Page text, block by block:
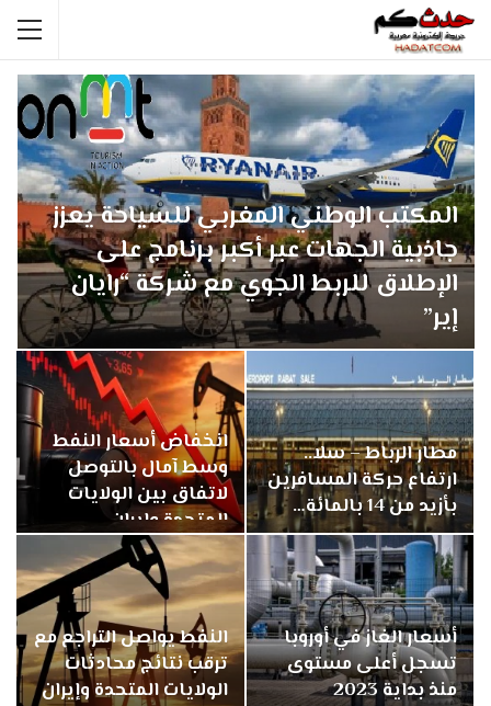
المكتب الوطني المغربي للسياحة يعزز
جاذبية الجهات عبر أكبر برنامج على
الإطلاق للربط الجوي مع شركة “رايان
إير”
مطار الرباط – سلا..
ارتفاع حركة المسافرين
بأزيد من 14 بالمائة…
انخفاض أسعار النفط
وسط آمال بالتوصل
لاتفاق بين الولايات
المتحدة وإيران
أسعار الغاز في أوروبا
تسجل أعلى مستوى
منذ بداية 2023
النفط يواصل التراجع مع
ترقب نتائج محادثات
الولايات المتحدة وإيران